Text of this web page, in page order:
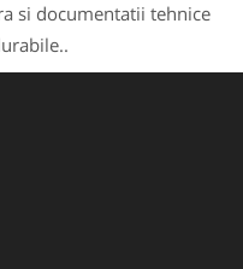
si documentatii tehnice